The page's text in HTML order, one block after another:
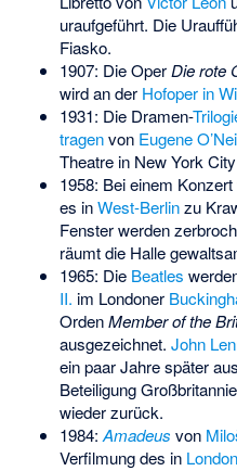
uraufgeführt. Die
Fiasko.
1907: Die OperDie rote
wird an der Hofoper in
1931: Die Dramen-
tragenvon Eugene
Theatre in New York
1958: Bei einem
es inWest-Berlinzu
Fenster werden
räumt die Halle
1965: Die Beatles
II. im Londoner
OrdenMember of the
ausgezeichnet. John
ein paar Jahre später
Beteiligung
wieder zurück.
1984: Amadeus von
Verfilmung des in London